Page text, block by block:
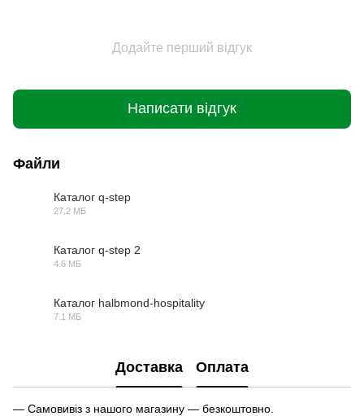
Додайте перший відгук
Написати відгук
Файли
Каталог q-step
27.2 МБ
Каталог q-step 2
4.6 МБ
Каталог halbmond-hospitality
7.1 МБ
Доставка Оплата
— Самовивіз з нашого магазину — безкоштовно.